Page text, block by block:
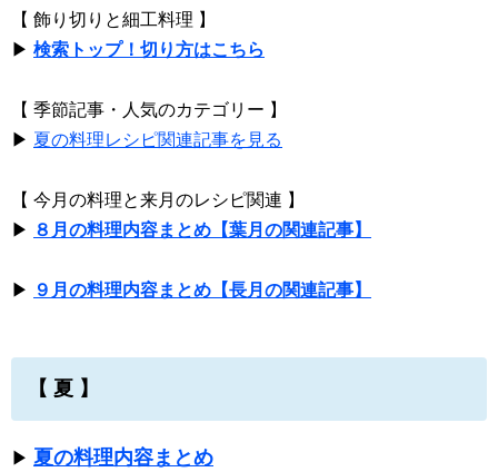
【 飾り切りと細工料理 】
▶ 検索トップ！切り方はこちら
【 季節記事・人気のカテゴリー 】
▶ 夏の料理レシピ関連記事を見る
【 今月の料理と来月のレシピ関連 】
▶ ８月の料理内容まとめ【葉月の関連記事】
▶ ９月の料理内容まとめ【長月の関連記事】
【 夏 】
▶ 夏の料理内容まとめ